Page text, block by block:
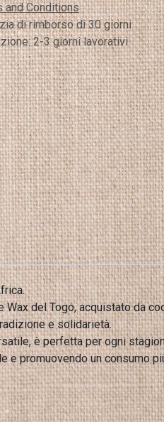
and Conditions
di rimborso di 30 giorni
2-3 giorni lavorativi
del Togo, acquistato da
e solidarietà.
è perfetta per ogni
e promuovendo un consumo